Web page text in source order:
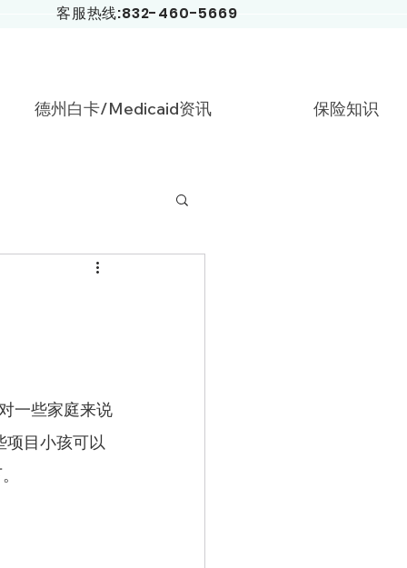
​客服热线:832-460-5669
德州白卡/Medicaid资讯 保险知识
一些家庭来说
项目小孩可以